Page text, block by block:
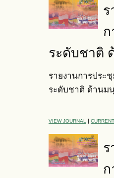
ระดับชาติ
รายงานการประ
ระดับชาติ ด้านม
VIEW JOURNAL